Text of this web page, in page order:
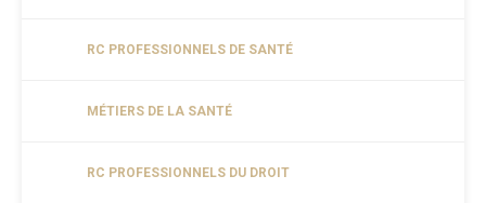
RC PROFESSIONNELS DE SANTÉ
MÉTIERS DE LA SANTÉ
RC PROFESSIONNELS DU DROIT